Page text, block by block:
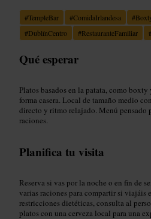
#TempleBar #ComidaIrlandesa #
#DublínCentro #RestauranteFamiliar
Qué esperar
Platos basados en la patata, como boxty
forma casera. Local de tamaño medio
directo y ritmo relajado. Menú pensado
raciones.
Planifica tu visita
Reserva si vas por la noche o en fin de
varias raciones para compartir si viajáis
restricciones dietéticas, consulta al
platos con una cerveza local para una